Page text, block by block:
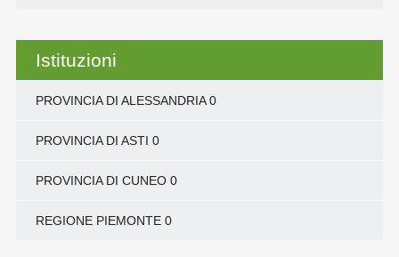
Istituzioni
PROVINCIA DI ALESSANDRIA0
PROVINCIA DI ASTI 0
PROVINCIA DI CUNEO0
REGIONE PIEMONTE0